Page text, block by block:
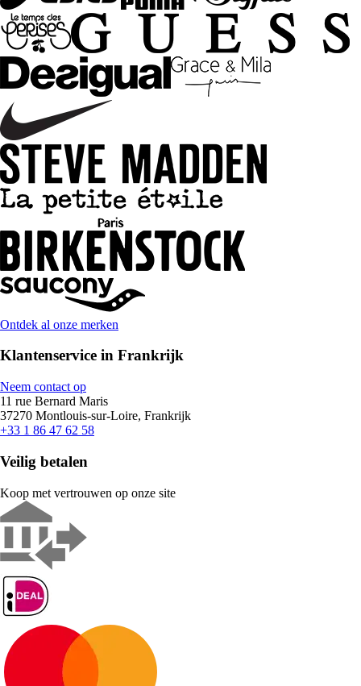
Ontdek al onze merken
Klantenservice in Frankrijk
Neem contact op
11 rue Bernard Maris
37270 Montlouis-sur-Loire, Frankrijk
+33 1 86 47 62 58
Veilig betalen
Koop met vertrouwen op onze site